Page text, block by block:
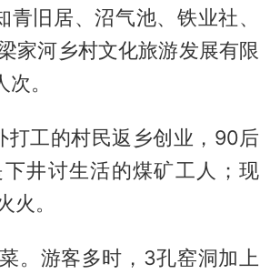
旧居、沼气池、铁业社、
家河乡村文化旅游发展有限
。
打工的村民返乡创业，90后
井讨生活的煤矿工人；现
火。
。游客多时，3孔窑洞加上